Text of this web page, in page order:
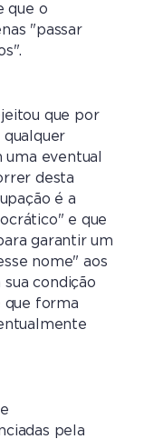
que o
"passar
que por
qualquer
eventual
desta
é a
e que
garantir um
nome" aos
condição
que forma
pela